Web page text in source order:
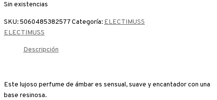
Sin existencias
SKU:5060485382577Categoría: ELECTIMUSS
ELECTIMUSS
Descripción
Este lujoso perfume de ámbar es sensual, suave y encantador con una
base resinosa.